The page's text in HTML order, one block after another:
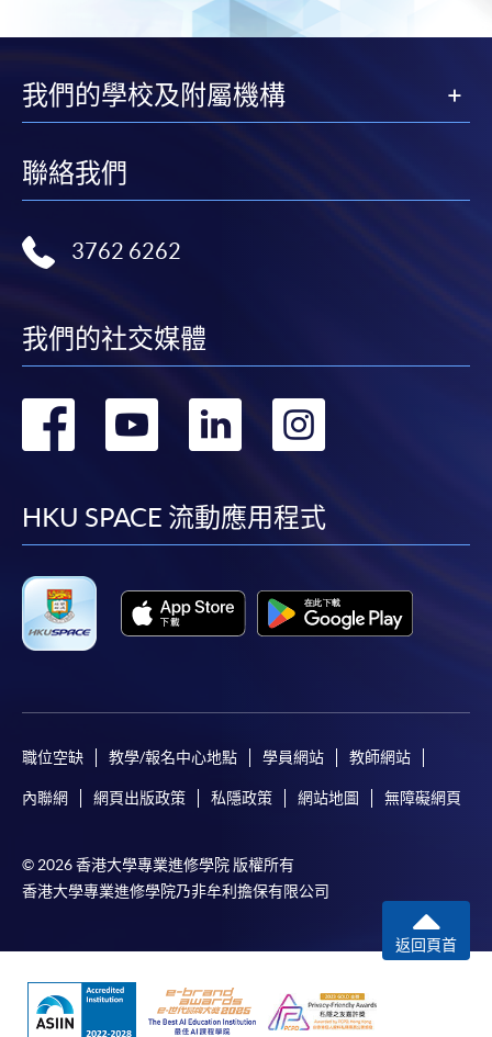
我們的學校及附屬機構
聯絡我們
3762 6262
我們的社交媒體
轉
facebook
轉
youtube
轉
linkedin
轉
HKU SPACE 流動應用程式
職位空缺 教學/報名中心地點 學員網站 教師網站
內聯網 網頁出版政策 私隱政策 網站地圖 無障礙網頁
© 2026 香港大學專業進修學院 版權所有
香港大學專業進修學院乃非牟利擔保有限公司
返回頁首